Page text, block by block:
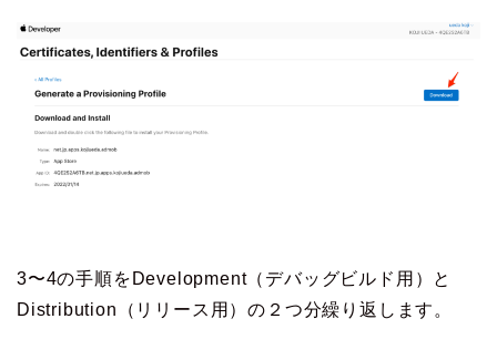
3〜4の手順をDevelopment（デバッグビルド用）と
Distribution（リリース用）の２つ分繰り返します。